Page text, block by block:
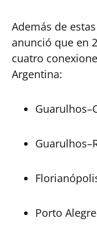
Además de
anunció que en
cuatro
Argentina:
Porto